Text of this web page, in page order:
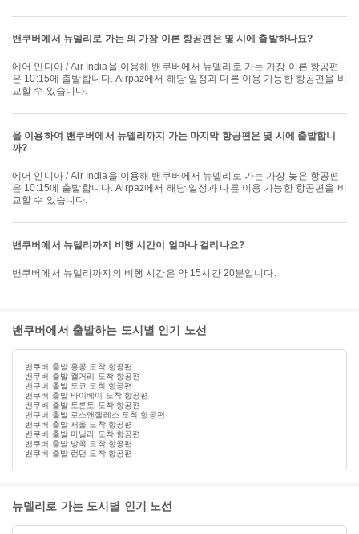
밴쿠버에서 뉴델리로 가는 의 가장 이른 항공편은 몇 시에 출발하나요?
에어 인디아 / Air India을 이용해 밴쿠버에서 뉴델리로 가는 가장 이른 항공편
은 10:15에 출발합니다. Airpaz에서 해당 일정과 다른 이용 가능한 항공편을 비
교할 수 있습니다.
을 이용하여 밴쿠버에서 뉴델리까지 가는 마지막 항공편은 몇 시에 출발합니
까?
에어 인디아 / Air India을 이용해 밴쿠버에서 뉴델리로 가는 가장 늦은 항공편
은 10:15에 출발합니다. Airpaz에서 해당 일정과 다른 이용 가능한 항공편을 비
교할 수 있습니다.
밴쿠버에서 뉴델리까지 비행 시간이 얼마나 걸리나요?
밴쿠버에서 뉴델리까지의 비행 시간은 약 15시간 20분입니다.
밴쿠버에서 출발하는 도시별 인기 노선
밴쿠버 출발 홍콩 도착 항공편
밴쿠버 출발 캘거리 도착 항공편
밴쿠버 출발 도쿄 도착 항공편
밴쿠버 출발 타이베이 도착 항공편
밴쿠버 출발 토론토 도착 항공편
밴쿠버 출발 로스앤젤레스 도착 항공편
밴쿠버 출발 서울 도착 항공편
밴쿠버 출발 마닐라 도착 항공편
밴쿠버 출발 방콕 도착 항공편
밴쿠버 출발 런던 도착 항공편
뉴델리로 가는 도시별 인기 노선